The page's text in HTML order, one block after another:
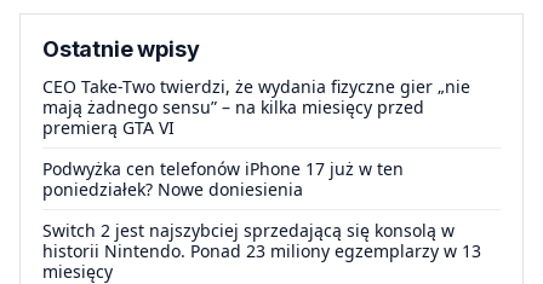
Ostatnie wpisy
CEO Take-Two twierdzi, że wydania fizyczne gier „nie
mają żadnego sensu” – na kilka miesięcy przed
premierą GTA VI
Podwyżka cen telefonów iPhone 17 już w ten
poniedziałek? Nowe doniesienia
Switch 2 jest najszybciej sprzedającą się konsolą w
historii Nintendo. Ponad 23 miliony egzemplarzy w 13
miesięcy